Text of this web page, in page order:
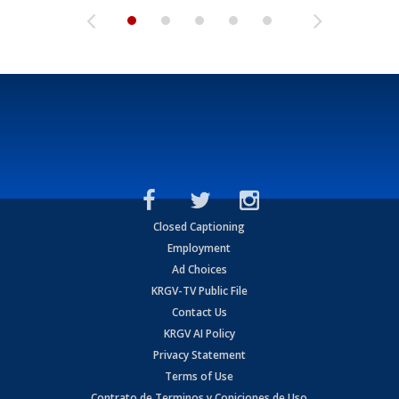
Closed Captioning
Employment
Ad Choices
KRGV-TV Public File
Contact Us
KRGV AI Policy
Privacy Statement
Terms of Use